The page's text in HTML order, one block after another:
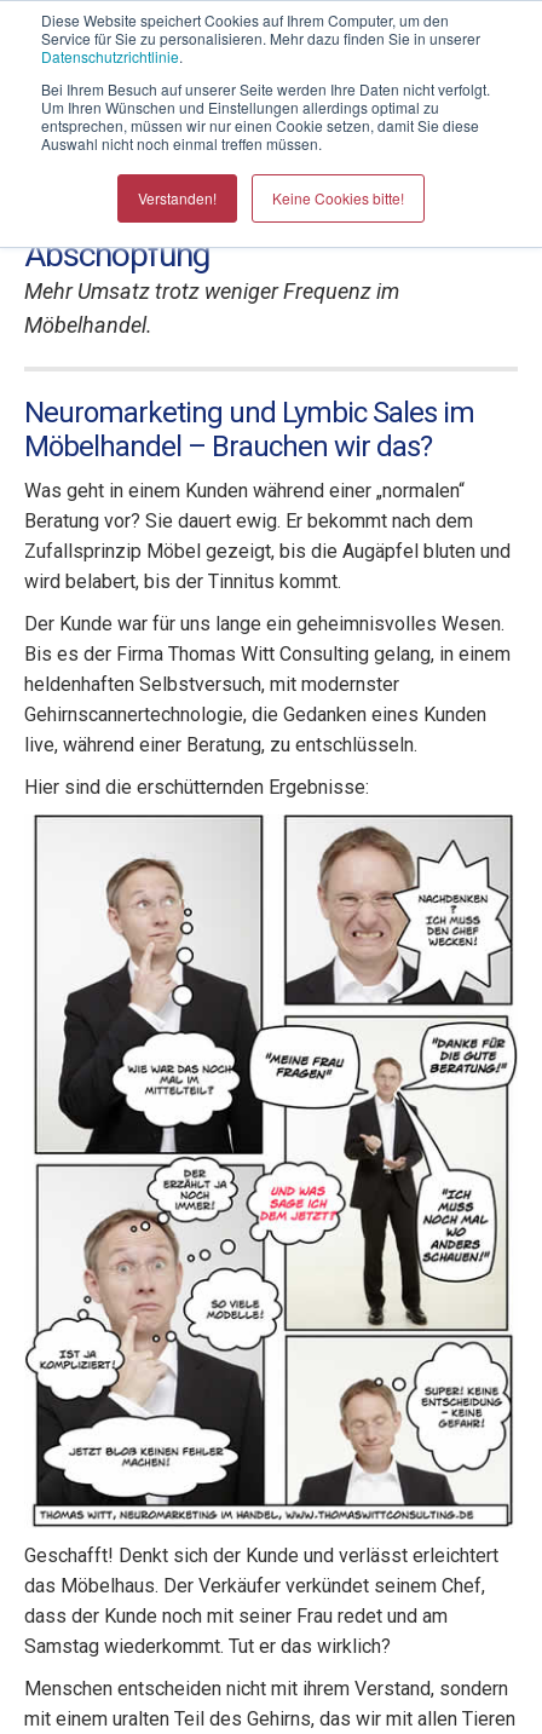
Diese Website speichert Cookies auf Ihrem Computer, um den
Service für Sie zu personalisieren. Mehr dazu finden Sie in unserer
Datenschutzrichtlinie.
Bei Ihrem Besuch auf unserer Seite werden Ihre Daten nicht verfolgt.
Um Ihren Wünschen und Einstellungen allerdings optimal zu
entsprechen, müssen wir nur einen Cookie setzen, damit Sie diese
Auswahl nicht noch einmal treffen müssen.
Verstanden! Keine Cookies bitte!
Telefontermin mit Thomas Witt
Umsatzsteigerungen für
Möbelhäuser durch mehr
Abschöpfung
Mehr Umsatz trotz weniger Frequenz im
Möbelhandel.
Neuromarketing und Lymbic Sales im
Möbelhandel – Brauchen wir das?
Was geht in einem Kunden während einer „normalen“
Beratung vor? Sie dauert ewig. Er bekommt nach dem
Zufallsprinzip Möbel gezeigt, bis die Augäpfel bluten und
wird belabert, bis der Tinnitus kommt.
Der Kunde war für uns lange ein geheimnisvolles Wesen.
Bis es der Firma Thomas Witt Consulting gelang, in einem
heldenhaften Selbstversuch, mit modernster
Gehirnscannertechnologie, die Gedanken eines Kunden
live, während einer Beratung, zu entschlüsseln.
Hier sind die erschütternden Ergebnisse:
Geschafft! Denkt sich der Kunde und verlässt erleichtert
das Möbelhaus. Der Verkäufer verkündet seinem Chef,
dass der Kunde noch mit seiner Frau redet und am
Samstag wiederkommt. Tut er das wirklich?
Menschen entscheiden nicht mit ihrem Verstand, sondern
mit einem uralten Teil des Gehirns, das wir mit allen Tieren